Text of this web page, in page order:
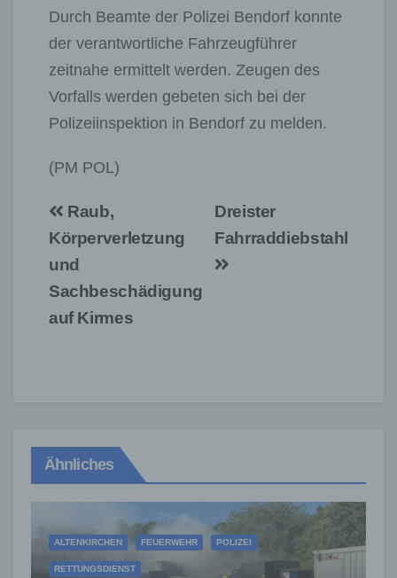
Durch Beamte der Polizei Bendorf konnte
der verantwortliche Fahrzeugführer
zeitnahe ermittelt werden. Zeugen des
Vorfalls werden gebeten sich bei der
Polizeiinspektion in Bendorf zu melden.
(PM POL)
Beitragsnavigation
Dreister
Fahrraddiebstahl
Raub,
Körperverletzung
und
Sachbeschädigung
auf Kirmes
Ähnliches
ALTENKIRCHEN FEUERWEHR POLIZEI
RETTUNGSDIENST